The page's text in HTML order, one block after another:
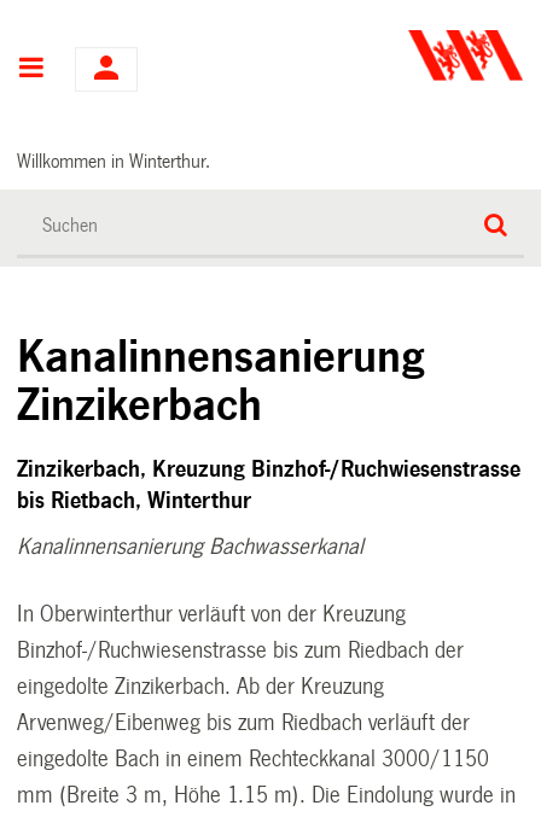
Hauptnavigation
Willkommen in Winterthur.
Kanalinnensanierung
Zinzikerbach
Zinzikerbach, Kreuzung Binzhof-/Ruchwiesenstrasse
bis Rietbach, Winterthur
Kanalinnensanierung Bachwasserkanal
In Oberwinterthur verläuft von der Kreuzung
Binzhof-/Ruchwiesenstrasse bis zum Riedbach der
eingedolte Zinzikerbach. Ab der Kreuzung
Arvenweg/Eibenweg bis zum Riedbach verläuft der
eingedolte Bach in einem Rechteckkanal 3000/1150
mm (Breite 3 m, Höhe 1.15 m). Die Eindolung wurde in